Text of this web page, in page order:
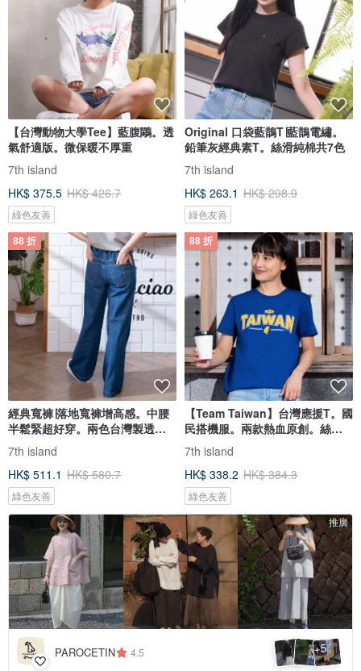
【台灣動物大學Tee】藍腹鷴。透
氣舒適版。微保暖不厚重
7th island
HK$ 375.5 HK$ 426.7
綠色友善
Original 口袋藍鵲T∣藍鵲電繡。
鉛筆灰經典素T。絲滑純棉共7色
7th island
HK$ 263.1 HK$ 298.9
綠色友善
88 折
經典寬褲∣落地寬褲增高感。中腰
半鬆緊超好穿。兩色台灣製透氣
料
7th island
HK$ 511.1 HK$ 580.7
綠色友善
88 折
【Team Taiwan】台灣應援T。國
民搭機服。兩款熱血原創。絲滑
純棉
7th island
HK$ 338.2 HK$ 384.3
綠色友善
推廣
PAROCETIN 4.5 +5